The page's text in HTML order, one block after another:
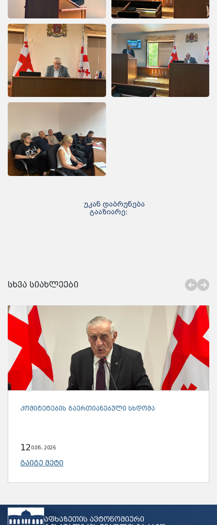
უკან დაბრუნება
გააზიარე:
სხვა სიახლეები
ᲙᲝᲛᲘᲢᲔᲢᲔᲑᲘᲡ ᲒᲐᲔᲠᲗᲘᲐᲜᲔᲑᲣᲚᲘ ᲡᲮᲓᲝᲛᲐ
12 ივნ, 2026
ᲒᲐᲘᲒᲔ ᲛᲔᲢᲘ
აფხაზეთის ავტონომიური